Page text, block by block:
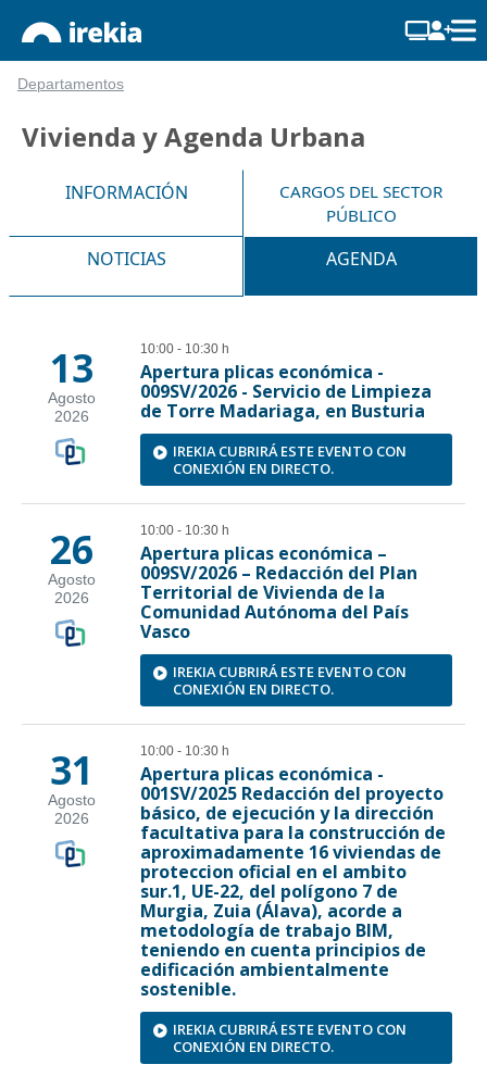
Departamentos
Vivienda y Agenda Urbana
INFORMACIÓN
CARGOS DEL SECTOR
PÚBLICO
NOTICIAS AGENDA